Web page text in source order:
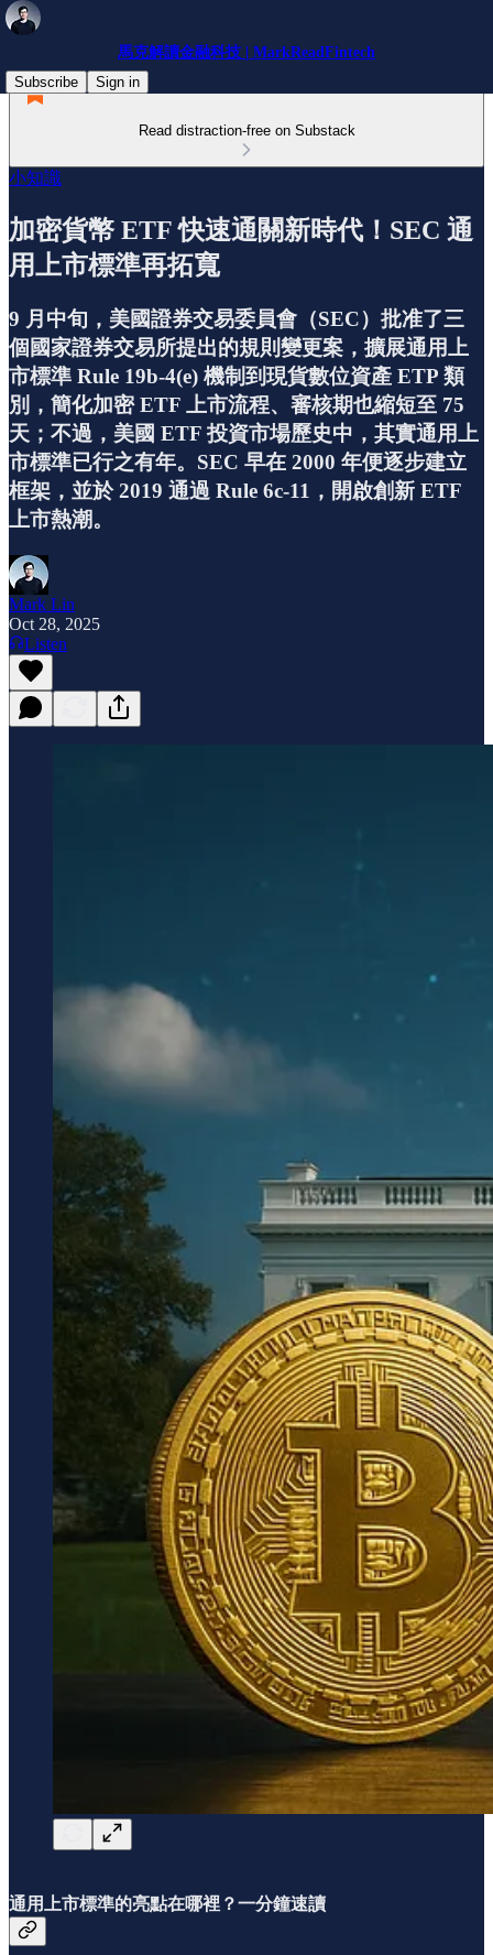
馬克解讀金融科技 | MarkReadFintech
Subscribe
Sign in
Read distraction-free on Substack
小知識
加密貨幣 ETF 快速通關新時代！SEC 通
用上市標準再拓寬
9 月中旬，美國證券交易委員會（SEC）批准了三
個國家證券交易所提出的規則變更案，擴展通用上
市標準 Rule 19b-4(e) 機制到現貨數位資產 ETP 類
別，簡化加密 ETF 上市流程、審核期也縮短至 75
天；不過，美國 ETF 投資市場歷史中，其實通用上
市標準已行之有年。SEC 早在 2000 年便逐步建立
框架，並於 2019 通過 Rule 6c-11，開啟創新 ETF
上市熱潮。
Mark Lin
Oct 28, 2025
Listen
通用上市標準的亮點在哪裡？一分鐘速讀